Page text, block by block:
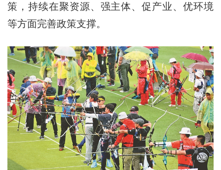
策，持续在聚资源、强主体、促产业、优环境
等方面完善政策支撑。